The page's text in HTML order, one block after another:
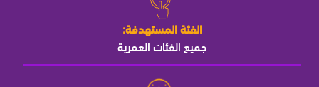
الفئة المستهدفة:
جميع الفئات العمرية